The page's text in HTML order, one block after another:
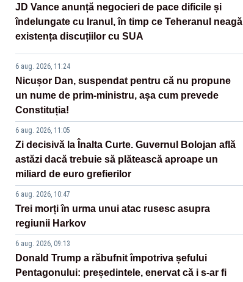
JD Vance anunță negocieri de pace dificile și
îndelungate cu Iranul, în timp ce Teheranul neagă
existența discuțiilor cu SUA
6 aug. 2026, 11:24
Nicușor Dan, suspendat pentru că nu propune
un nume de prim-ministru, așa cum prevede
Constituția!
6 aug. 2026, 11:05
Zi decisivă la Înalta Curte. Guvernul Bolojan află
astăzi dacă trebuie să plătească aproape un
miliard de euro grefierilor
6 aug. 2026, 10:47
Trei morți în urma unui atac rusesc asupra
regiunii Harkov
6 aug. 2026, 09:13
Donald Trump a răbufnit împotriva șefului
Pentagonului: președintele, enervat că i s-ar fi